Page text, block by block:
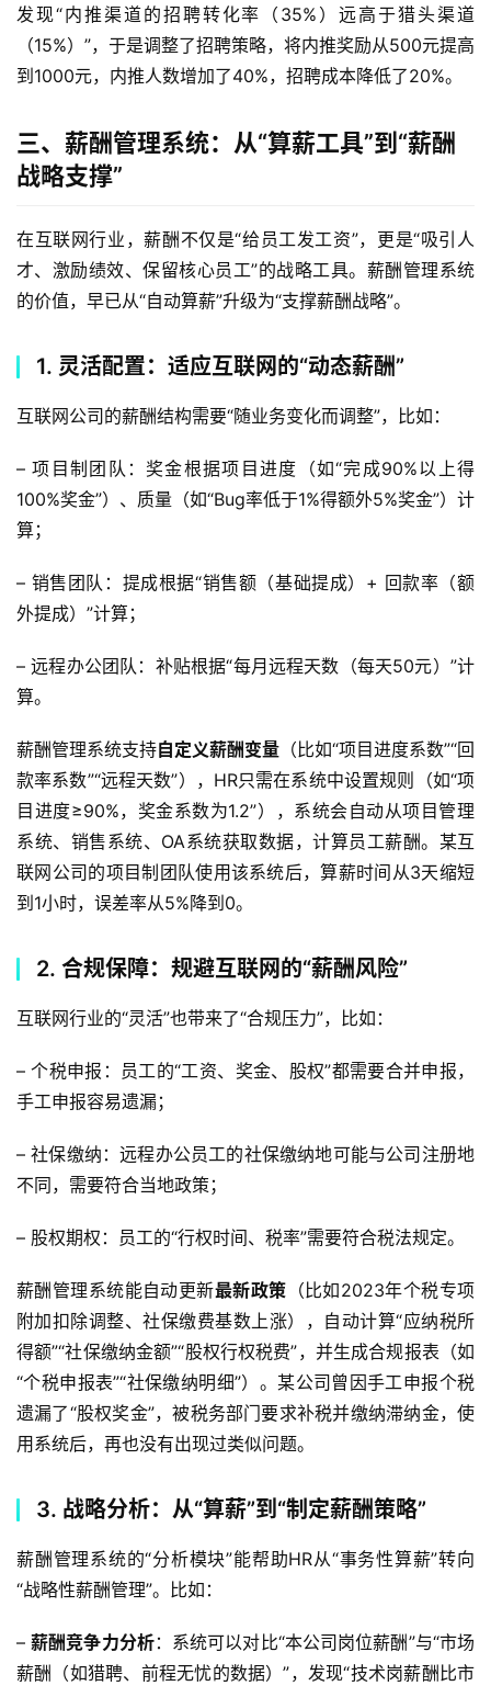
发现“内推渠道的招聘转化率（35%）远高于猎头渠道
（15%）”，于是调整了招聘策略，将内推奖励从500元提高
到1000元，内推人数增加了40%，招聘成本降低了20%。
三、薪酬管理系统：从“算薪工具”到“薪酬
战略支撑”
在互联网行业，薪酬不仅是“给员工发工资”，更是“吸引人
才、激励绩效、保留核心员工”的战略工具。薪酬管理系统
的价值，早已从“自动算薪”升级为“支撑薪酬战略”。
1. 灵活配置：适应互联网的“动态薪酬”
互联网公司的薪酬结构需要“随业务变化而调整”，比如：
– 项目制团队：奖金根据项目进度（如“完成90%以上得
100%奖金”）、质量（如“Bug率低于1%得额外5%奖金”）计
算；
– 销售团队：提成根据“销售额（基础提成）+ 回款率（额
外提成）”计算；
– 远程办公团队：补贴根据“每月远程天数（每天50元）”计
算。
薪酬管理系统支持自定义薪酬变量 （比如“项目进度系数”“回
款率系数”“远程天数”），HR只需在系统中设置规则（如“项
目进度≥90%，奖金系数为1.2”），系统会自动从项目管理
系统、销售系统、OA系统获取数据，计算员工薪酬。某互
联网公司的项目制团队使用该系统后，算薪时间从3天缩短
到1小时，误差率从5%降到0。
2. 合规保障：规避互联网的“薪酬风险”
互联网行业的“灵活”也带来了“合规压力”，比如：
– 个税申报：员工的“工资、奖金、股权”都需要合并申报，
手工申报容易遗漏；
– 社保缴纳：远程办公员工的社保缴纳地可能与公司注册地
不同，需要符合当地政策；
薪酬管理系统能自动更新最新政策 （比如2023年个税专项
附加扣除调整、社保缴费基数上涨），自动计算“应纳税所
得额”“社保缴纳金额”“股权行权税费”，并生成合规报表（如
“个税申报表”“社保缴纳明细”）。某公司曾因手工申报个税
遗漏了“股权奖金”，被税务部门要求补税并缴纳滞纳金，使
用系统后，再也没有出现过类似问题。
3. 战略分析：从“算薪”到“制定薪酬策略”
薪酬管理系统的“分析模块”能帮助HR从“事务性算薪”转向
“战略性薪酬管理”。比如：
– 薪酬竞争力分析：系统可以对比“本公司岗位薪酬”与“市场
薪酬（如猎聘、前程无忧的数据）”，发现“技术岗薪酬比市